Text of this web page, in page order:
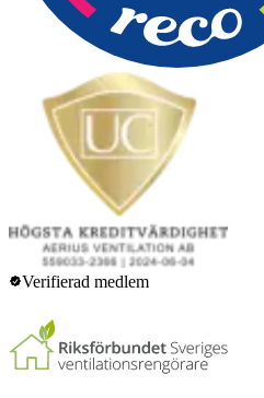
Verifierad medlem